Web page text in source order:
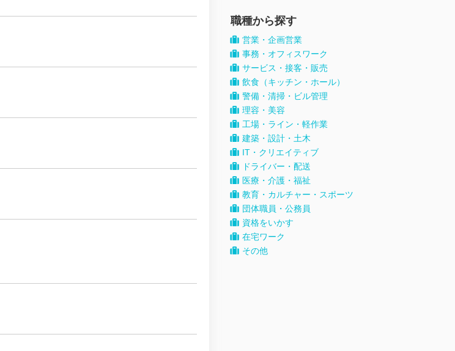
職種から探す
営業・企画営業
事務・オフィスワーク
サービス・接客・販売
飲食（キッチン・ホール）
警備・清掃・ビル管理
理容・美容
工場・ライン・軽作業
建築・設計・土木
IT・クリエイティブ
ドライバー・配送
医療・介護・福祉
教育・カルチャー・スポーツ
団体職員・公務員
資格をいかす
在宅ワーク
その他